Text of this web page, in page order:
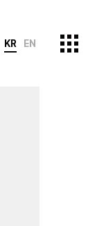
KR EN